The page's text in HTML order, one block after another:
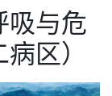
吸与危
区）